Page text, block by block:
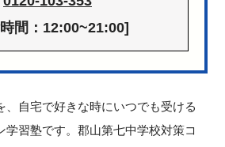
間：12:00~21:00]
、自宅で好きな時にいつでも受ける
学習塾です。郡山第七中学校対策コ